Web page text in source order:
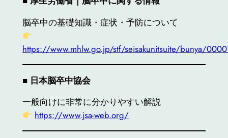
脳卒中の基礎知識・症状・予防について
https://www.mhlw.go.jp/stf/seisakunitsuite/bunya/
■ 日本脳卒中協会
一般向けに非常に分かりやすい解説
https://www.jsa-web.org/